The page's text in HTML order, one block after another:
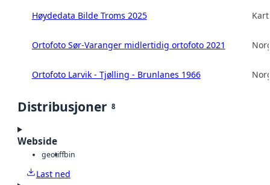
Høydedata Bilde Troms 2025
Ortofoto Sør-Varanger midlertidig ortofoto 2021
Ortofoto Larvik - Tjølling - Brunlanes 1966
Distribusjoner 8
Webside
geotiffbin
Last ned